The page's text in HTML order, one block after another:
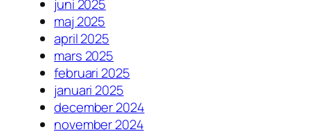
juni 2025
maj 2025
april 2025
mars 2025
februari 2025
januari 2025
december 2024
november 2024